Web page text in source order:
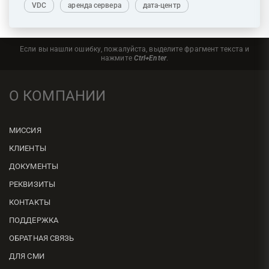
VDC аренда сервера дата-центр
Если вы нашли ошибку, пожалуйста, выделите фрагмент текста и
нажмите Ctrl+Enter.
О КОМПАНИИ
МИССИЯ
КЛИЕНТЫ
ДОКУМЕНТЫ
РЕКВИЗИТЫ
КОНТАКТЫ
ПОДДЕРЖКА
ОБРАТНАЯ СВЯЗЬ
ДЛЯ СМИ